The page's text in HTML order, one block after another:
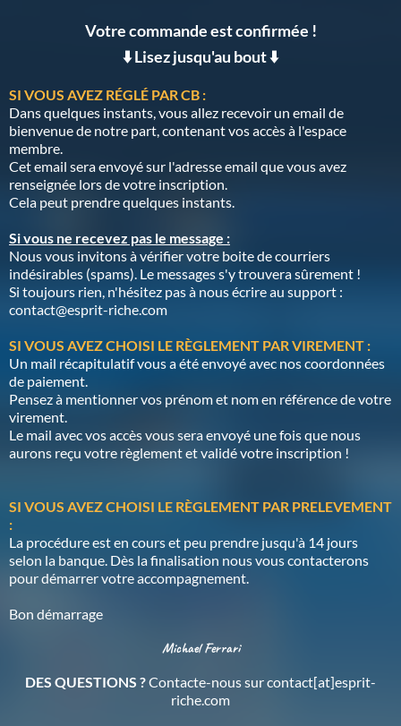
Votre commande est confirmée !
⬇️ Lisez jusqu'au bout ⬇️
SI VOUS AVEZ RÉGLÉ PAR CB :
Dans quelques instants, vous allez recevoir un email de
bienvenue de notre part, contenant vos accès à l'espace
membre.
Cet email sera envoyé sur l'adresse email que vous avez
renseignée lors de votre inscription.
Cela peut prendre quelques instants.
Si vous ne recevez pas le message :
Nous vous invitons à vérifier votre boite de courriers
indésirables (spams). Le messages s'y trouvera sûrement !
Si toujours rien, n'hésitez pas à nous écrire au support :
contact@esprit-riche.com
SI VOUS AVEZ CHOISI LE RÈGLEMENT PAR VIREMENT :
Un mail récapitulatif vous a été envoyé avec nos coordonnées
de paiement.
Pensez à mentionner vos prénom et nom en référence de votre
virement.
Le mail avec vos accès vous sera envoyé une fois que nous
aurons reçu votre règlement et validé votre inscription !
SI VOUS AVEZ CHOISI LE RÈGLEMENT PAR PRELEVEMENT
:
La procédure est en cours et peu prendre jusqu'à 14 jours
selon la banque. Dès la finalisation nous vous contacterons
pour démarrer votre accompagnement.
Bon démarrage
Michael Ferrari
DES QUESTIONS ?Contacte-nous sur contact[at]esprit-
riche.com